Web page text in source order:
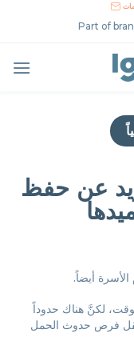
Part of
عن حفظ
أيضاً.
لكنَّ هناك حدوداً
تقل فرص حدوث الحمل